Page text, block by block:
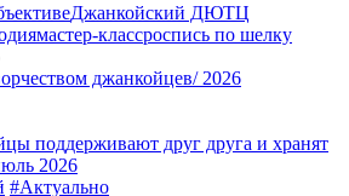
Джанкойский ДЮТЦ
мастер-классроспись по шелку
джанкойцев/ 2026
поддерживают друг друга и хранят
2026
#Актуально